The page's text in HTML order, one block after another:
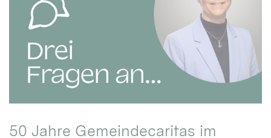
50 Jahre Gemeindecaritas im